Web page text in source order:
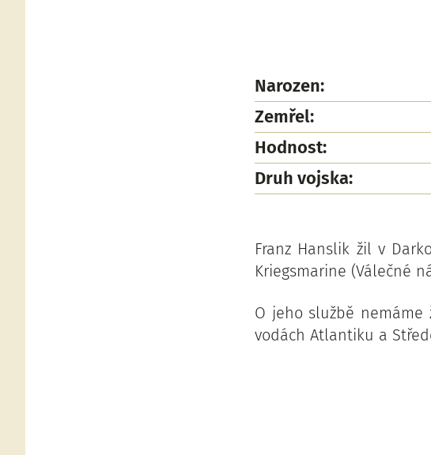
Narozen:
Zemřel:
Hodnost:
Druh vojska:
Franz Hanslik žil v
Kriegsmarine (Válečné
O jeho službě nemáme
vodách Atlantiku a